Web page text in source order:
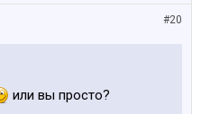
#20
или вы просто?